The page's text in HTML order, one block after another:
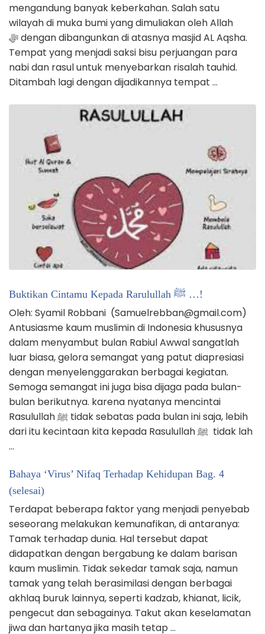
mengandung banyak keberkahan. Salah satu
wilayah di muka bumi yang dimuliakan oleh Allah
ﷻ dengan dibangunkan di atasnya masjid AL Aqsha.
Tempat yang menjadi saksi bisu perjuangan para
nabi dan rasul untuk menyebarkan risalah tauhid.
Ditambah lagi dengan dijadikannya tempat …
Buktikan Cintamu Kepada Rarulullah ﷺ …!
Oleh: Syamil Robbani (Samuelrebban@gmail.com)
Antusiasme kaum muslimin di Indonesia khususnya
dalam menyambut bulan Rabiul Awwal sangatlah
luar biasa, gelora semangat yang patut diapresiasi
dengan menyelenggarakan berbagai kegiatan.
Semoga semangat ini juga bisa dijaga pada bulan-
bulan berikutnya. karena nyatanya mencintai
Rasulullah ﷺ tidak sebatas pada bulan ini saja, lebih
dari itu kecintaan kita kepada Rasulullah ﷺ tidak lah
…
Bahaya ‘Virus’ Nifaq Terhadap Kehidupan Bag. 4
(selesai)
Terdapat beberapa faktor yang menjadi penyebab
seseorang melakukan kemunafikan, di antaranya:
Tamak terhadap dunia. Hal tersebut dapat
didapatkan dengan bergabung ke dalam barisan
kaum muslimin. Tidak sekedar tamak saja, namun
tamak yang telah berasimilasi dengan berbagai
akhlaq buruk lainnya, seperti kadzab, khianat, licik,
pengecut dan sebagainya. Takut akan keselamatan
jiwa dan hartanya jika masih tetap …